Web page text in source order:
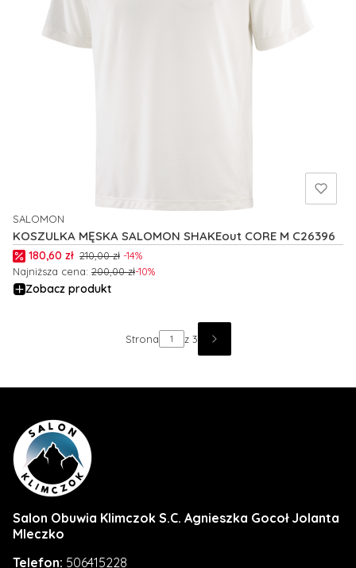
KOSZULKA MĘSKA SALOMON SHAKEout CORE M C26396
PRODUCENT
SALOMON
Cena promocyjna
180,60 zł 210,00 zł -14%
Najniższa cena: 200,00 zł-10%
Zobacz produkt
Strona z 3
Salon Obuwia Klimczok S.C. Agnieszka Gocoł Jolanta
Mleczko
Telefon: 506415228